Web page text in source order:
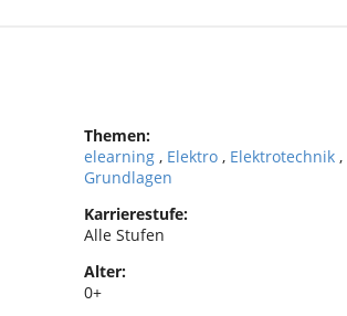
Themen:
elearning , Elektro , Elektrotechnik ,
Grundlagen
Karrierestufe:
Alle Stufen
Alter:
0+